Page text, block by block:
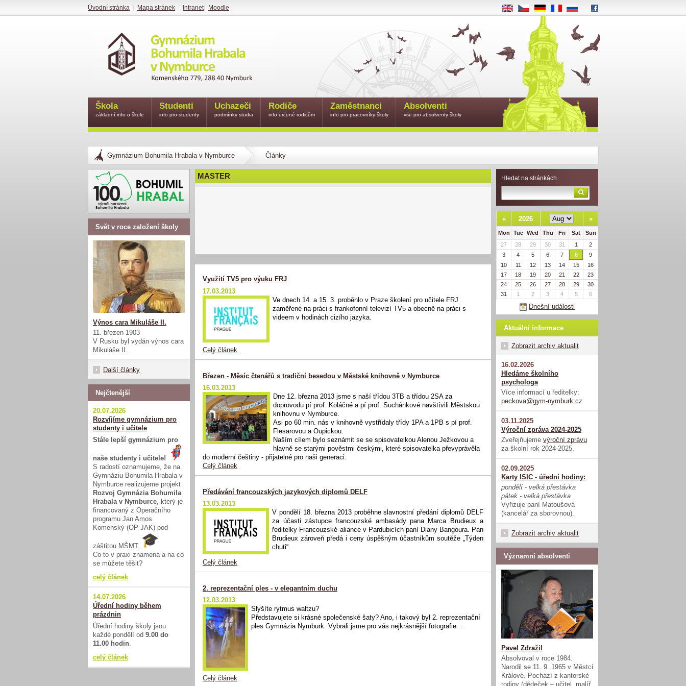
Gymnázium Bohumila Hrabala v Nymburce Články
MASTER
Využití TV5 pro výuku FRJ
17.03.2013
Ve dnech 14. a 15. 3. proběhlo v Praze školení pro učitele FRJ
zaměřené na práci s frankofonní televizí TV5 a obecně na práci s
videem v hodinách cizího jazyka.
Celý článek
Březen - Měsíc čtenářů s tradiční besedou v Městské knihovně v Nymburce
16.03.2013
Dne 12. března 2013 jsme s naší třídou 3TB a třídou 2SA za
doprovodu pí prof. Koláčné a pí prof. Suchánkové navštívili Městskou
knihovnu v Nymburce.
Asi po 60 min. nás v knihovně vystřídaly třídy 1PA a 1PB s pí prof.
Flesarovou a Oupickou.
Naším cílem bylo seznámit se se spisovatelkou Alenou Ježkovou a
hlavně se starými pověstmi českými, které spisovatelka převyprávěla
do moderní češtiny - přijatelné pro naši generaci.
Celý článek
Předávání francouzských jazykových diplomů DELF
13.03.2013
V pondělí 18. března 2013 proběhne slavnostní předání diplomů DELF
za účasti zástupce francouzské ambasády pana Marca Brudieux a
ředitelky Francouzské aliance v Pardubicích paní Diany Bangoura. Pan
Brudieux zároveň předá i ceny úspěšným účastníkům soutěže „Týden
chuti“.
Celý článek
2. reprezentační ples - v elegantním duchu
12.03.2013
Slyšíte rytmus waltzu?
Představujete si krásné společenské šaty? Ano, i takový byl 2. reprezentační
ples Gymnázia Nymburk. Vybrali jsme pro vás nejkrásnější fotografie...
Celý článek
Hledat na stránkách
« 2026 »
Mon Tue Wed Thu Fri Sat
Sun
27
28 29 30 31 1
2
3
4 5 6 7 8
9
10
11 12 13 14 15
16
17
18 19 20 21 22
23
24
25 26 27 28 29
30
31
1 2 3 4 5 6
Dnešní události
Aktuální informace
Zobrazit archiv aktualit
16.02.2026
Hledáme školního
psychologa
Více informací u ředitelky:
peckova@gym-nymburk.cz
03.11.2025
Výroční zpráva 2024-2025
Zveřejňujeme výroční zprávu
za školní rok 2024-2025.
02.09.2025
Karty ISIC - úřední hodiny:
pondělí - velká přestávka
pátek - velká přestávka
Vyřizuje paní Matoušová
(kancelář za sborovnou).
Zobrazit archiv aktualit
Významní absolventi
Pavel Zdražil
Absolvoval v roce 1984.
Narodil se 11. 9. 1965 v Městci
Králové. Pochází z kantorské
rodiny (dědeček – učitel, malíř
Svět v roce založení školy
Výnos cara Mikuláše II.
11. březen 1903
V Rusku byl vydán výnos cara
Mikuláše II.
Další články
Nejčtenější
20.07.2026
Rozvíjíme gymnázium pro
studenty i učitele
Stále lepší gymnázium pro
naše studenty i učitele!
S radostí oznamujeme, že na
Gymnáziu Bohumila Hrabala v
Nymburce realizujeme projekt
Rozvoj Gymnázia Bohumila
Hrabala v Nymburce, který je
financovaný z Operačního
programu Jan Amos
Komenský (OP JAK) pod
záštitou MŠMT.
Co to v praxi znamená a na co
se můžete těšit?
celý článek
14.07.2026
Úřední hodiny během
prázdnin
Úřední hodiny školy jsou
každé pondělí od 9.00 do
11.00 hodin.
celý článek
Škola
základní info o škole
Studenti
info pro studenty
Uchazeči
podmínky studia
Rodiče
info určené rodičům
Zaměstnanci
info pro pracovníky školy
Absolventi
vše pro absolventy školy
Úvodní stránka Mapa stránek Intranet| Moodle EN CS DE RU